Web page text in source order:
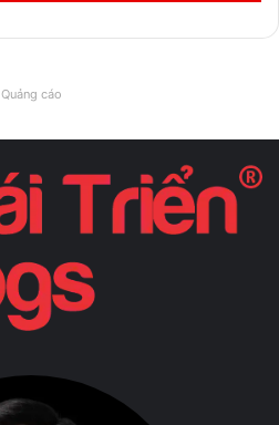
Quảng cáo